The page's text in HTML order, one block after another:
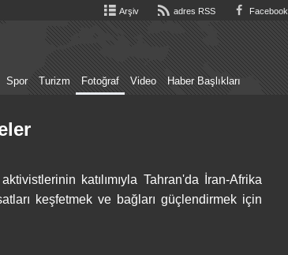
Arşiv adres RSS Facebook
Spor Turizm Fotoğraf Video Haber Başlıkları
katılımıyla Tahran'da İran-Afrika
keşfetmek ve bağları güçlendirmek için